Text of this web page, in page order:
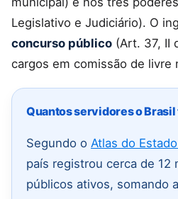
Legislativo e Judiciário). O
concurso público (Art. 37, II
cargos em comissão de livre
Quantos servidores o Brasil
Segundo o Atlas do
país registrou cerca de 12
públicos ativos, somando